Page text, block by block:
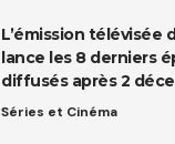
L’émission télévisée
lance les 8 derniers
diffusés après 2
Séries et Cinéma